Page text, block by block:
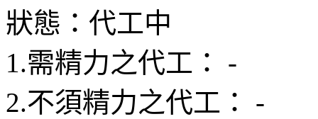
狀態：代工中
1.需精力之代工： -
2.不須精力之代工： -